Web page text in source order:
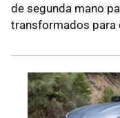
de segunda mano
transformados para